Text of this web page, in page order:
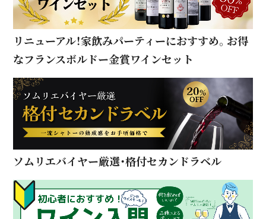
リニューアル！家飲みパーティーにおすすめ。お得
なフランスボルドー金賞ワインセット
ソムリエバイヤー厳選・格付セカンドラベル